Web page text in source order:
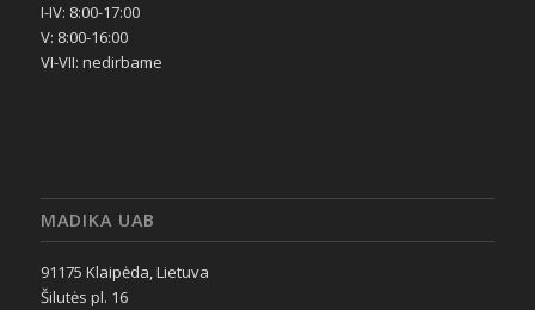
I-IV: 8:00-17:00
V: 8:00-16:00
VI-VII: nedirbame
MADIKA UAB
91175 Klaipėda, Lietuva
Šilutės pl. 16